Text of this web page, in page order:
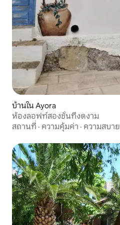
บ้านใน Ayora
ห้องลอฟท์สองชั้นที่งดงาม
สถานที่ · ความคุ้มค่า · ความสบาย